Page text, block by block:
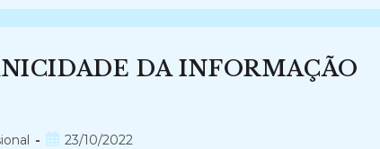
DA INFORMAÇÃO
Post23/10/2022